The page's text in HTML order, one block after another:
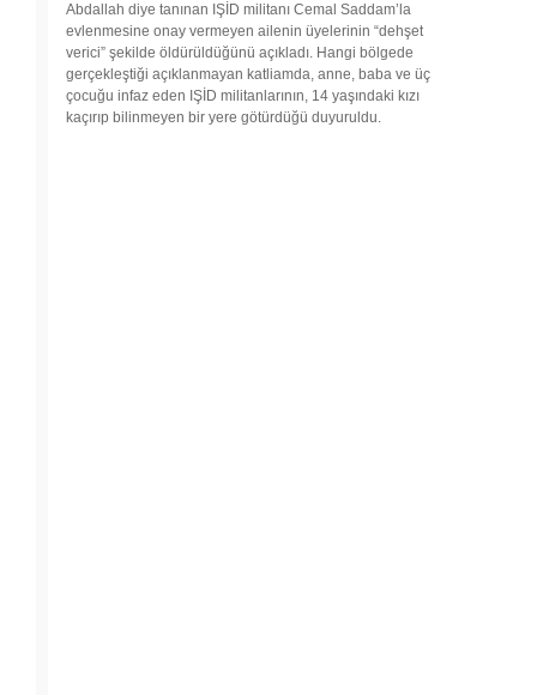
Abdallah diye tanınan IŞİD militanı Cemal Saddam’la
evlenmesine onay vermeyen ailenin üyelerinin “dehşet
verici” şekilde öldürüldüğünü açıkladı. Hangi bölgede
gerçekleştiği açıklanmayan katliamda, anne, baba ve üç
çocuğu infaz eden IŞİD militanlarının, 14 yaşındaki kızı
kaçırıp bilinmeyen bir yere götürdüğü duyuruldu.